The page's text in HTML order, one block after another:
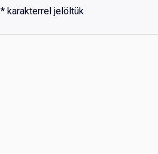
* karakterrel jelöltük